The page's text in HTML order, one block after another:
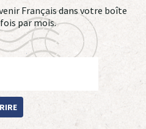
Français dans votre boîte
par mois.